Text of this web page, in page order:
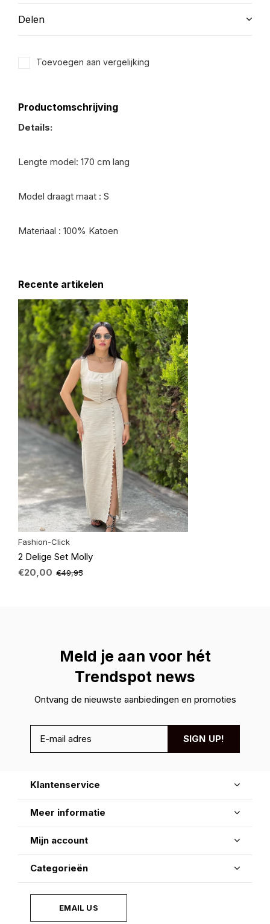
Delen
Toevoegen aan vergelijking
Productomschrijving
Details:
Lengte model: 170 cm lang
Model draagt maat : S
Materiaal : 100% Katoen
Recente artikelen
Fashion-Click
2 Delige Set Molly
€20,00 €49,95
Meld je aan voor hét
Trendspot news
Ontvang de nieuwste aanbiedingen en promoties
SIGN UP!
Klantenservice
Meer informatie
Mijn account
Categorieën
EMAIL US